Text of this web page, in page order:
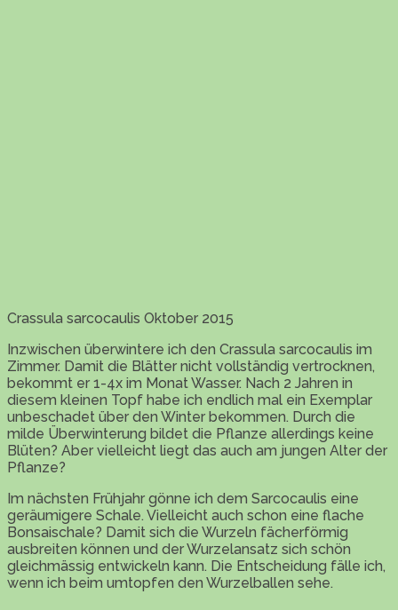
Crassula sarcocaulis Oktober 2015
Inzwischen überwintere ich den Crassula sarcocaulis im
Zimmer. Damit die Blätter nicht vollständig vertrocknen,
bekommt er 1-4x im Monat Wasser. Nach 2 Jahren in
diesem kleinen Topf habe ich endlich mal ein Exemplar
unbeschadet über den Winter bekommen. Durch die
milde Überwinterung bildet die Pflanze allerdings keine
Blüten? Aber vielleicht liegt das auch am jungen Alter der
Pflanze?
Im nächsten Frühjahr gönne ich dem Sarcocaulis eine
geräumigere Schale. Vielleicht auch schon eine flache
Bonsaischale? Damit sich die Wurzeln fächerförmig
ausbreiten können und der Wurzelansatz sich schön
gleichmässig entwickeln kann. Die Entscheidung fälle ich,
wenn ich beim umtopfen den Wurzelballen sehe.